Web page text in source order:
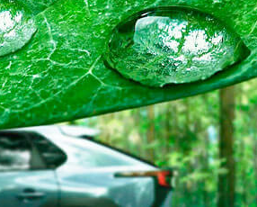
AEADE Industria Motociclismo
Movilidad
Campaña busca cambiar
destino de los
en la región